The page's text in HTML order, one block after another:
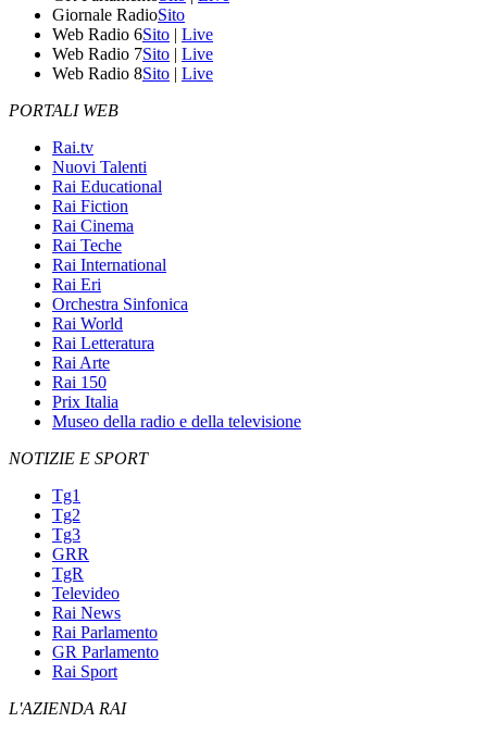
Giornale RadioSito
Web Radio 6Sito | Live
Web Radio 7Sito | Live
Web Radio 8Sito | Live
PORTALI WEB
Rai.tv
Nuovi Talenti
Rai Educational
Rai Fiction
Rai Cinema
Rai Teche
Rai International
Rai Eri
Orchestra Sinfonica
Rai World
Rai Letteratura
Rai Arte
Rai 150
Prix Italia
Museo della radio e della televisione
NOTIZIE E SPORT
Tg1
Tg2
Tg3
GRR
TgR
Televideo
Rai News
Rai Parlamento
GR Parlamento
Rai Sport
L'AZIENDA RAI